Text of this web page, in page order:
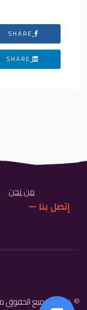
SHARE
SHARE
من نحن
إتصل بنا —
© 2024 .جميع الحقوق محفوظة .